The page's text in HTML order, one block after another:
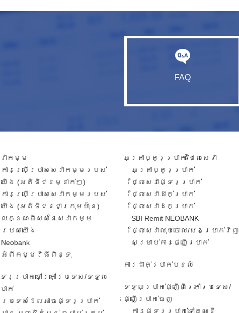
FAQ
វាកម្ម​
ការ​ប្រើប្រាស់​សេវាកម្ម​របស់​
យើង​ (អតិថិជន​​ម្នាក់​ៗ​)
ការប្រើប្រាស់សេវាកម្ម​​របស់
យើង​ (អតិថិជន​ជា​ក្រុមហ៊ុន​)
លក្ខណៈ​ពិសេស​នៃ​សេវា​កម្ម​
របស់​យើង
Neobank
អំពីកម្មវិធីពិន្ទុ
េរប្រាក់ទៅក្រៅប្រទេស/ទទួល​
ាក់​
ប្រទេសដែលអាចផ្ទេរប្រាក់
អត្រាប្តូរប្រាក់/ថ្លៃសេវា​
អត្រា​ប្តូរ​ប្រាក់​
ថ្លៃសេវាផ្ទេរប្រាក់
ថ្លៃសេវាដាក់ប្រាក់
ថ្លៃសេវាដកប្រាក់
SBI Remit NEOBANK
ថ្លៃសេវាលុបចោល/សងប្រាក់វិញ
សម្រាប់ការផ្ញើប្រាក់
ការដាក់ប្រាក់បន្លំ
ទទួលប្រាក់ផ្ញើពីក្រៅប្រទេស/
ផ្ញើប្រាក់ចេញ
ការ​ផ្ទេរ​ប្រាក់​ទៅ​គណនី